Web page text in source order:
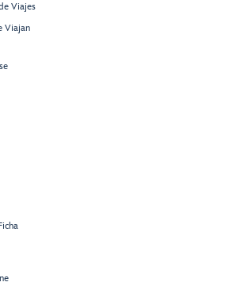
Viajes
Viajan